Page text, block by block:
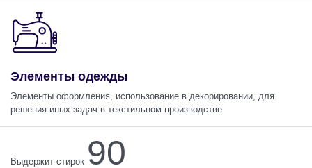
Элементы одежды
Элементы оформления, использование в декорировании, для
решения иных задач в текстильном производстве
Выдержит стирок 90